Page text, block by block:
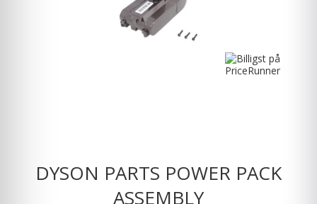
DYSON PARTS POWER PACK
ASSEMBLY